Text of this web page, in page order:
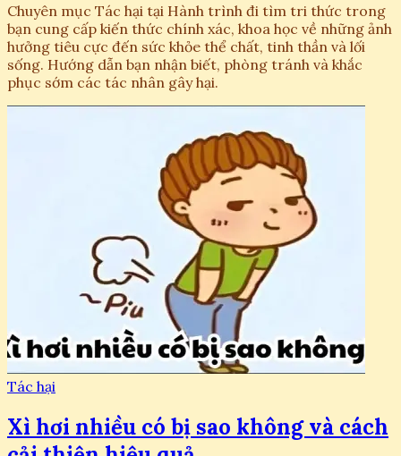
Chuyên mục Tác hại tại Hành trình đi tìm tri thức trong
bạn cung cấp kiến thức chính xác, khoa học về những ảnh
hưởng tiêu cực đến sức khỏe thể chất, tinh thần và lối
sống. Hướng dẫn bạn nhận biết, phòng tránh và khắc
phục sớm các tác nhân gây hại.
Tác hại
Xì hơi nhiều có bị sao không và cách